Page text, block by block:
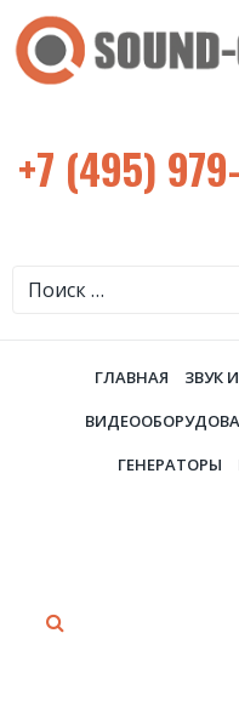
+7 (495)
ГЛАВНАЯ ЗВУК
ГЕНЕРАТОРЫ